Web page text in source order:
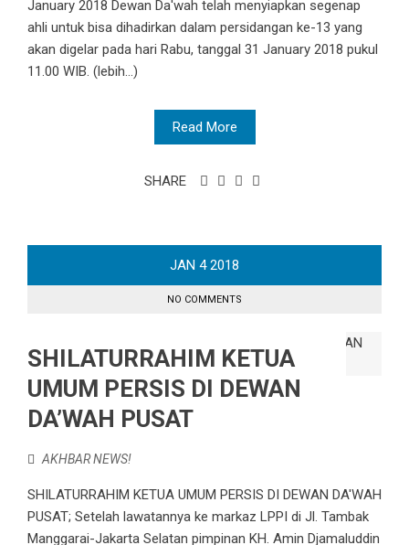
January 2018 Dewan Da'wah telah menyiapkan segenap
ahli untuk bisa dihadirkan dalam persidangan ke-13 yang
akan digelar pada hari Rabu, tanggal 31 January 2018 pukul
11.00 WIB. (lebih…)
Read More
SHARE
JAN 4 2018
NO COMMENTS
SHILATURRAHIM KETUA
UMUM PERSIS DI DEWAN
DA’WAH PUSAT
AKHBAR NEWS!
SHILATURRAHIM KETUA UMUM PERSIS DI DEWAN DA'WAH
PUSAT; Setelah lawatannya ke markaz LPPI di Jl. Tambak
Manggarai-Jakarta Selatan pimpinan KH. Amin Djamaluddin